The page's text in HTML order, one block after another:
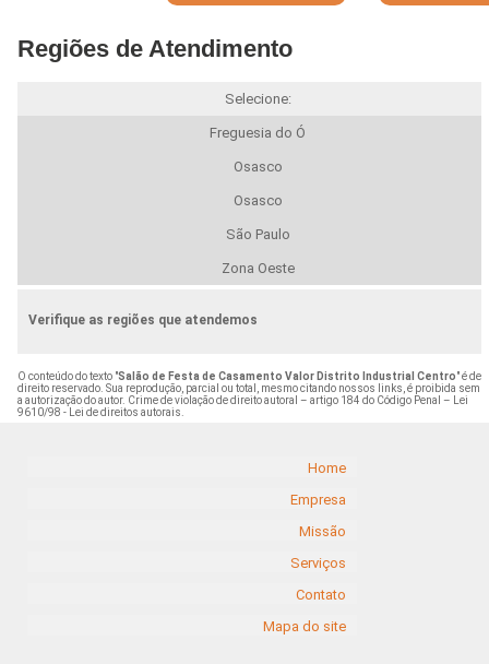
Regiões de Atendimento
Selecione:
Freguesia do Ó
Osasco
Osasco
São Paulo
Zona Oeste
Verifique as regiões que atendemos
O conteúdo do texto "Salão de Festa de Casamento Valor Distrito Industrial Centro" é de
direito reservado. Sua reprodução, parcial ou total, mesmo citando nossos links, é proibida sem
a autorização do autor. Crime de violação de direito autoral – artigo 184 do Código Penal –
Lei
9610/98 - Lei de direitos autorais
Home
Empresa
Missão
Serviços
Contato
Mapa do site